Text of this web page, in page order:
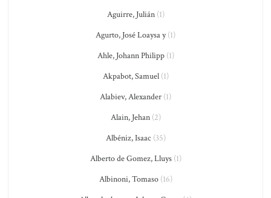
Aguirre, Julián(1)
Agurto, José Loaysa y(1)
Ahle, Johann Philipp(1)
Akpabot, Samuel(1)
Alabiev, Alexander (1)
Alain, Jehan(2)
Albéniz, Isaac (35)
Alberto de Gomez, Lluys(1)
Albinoni, Tomaso(16)